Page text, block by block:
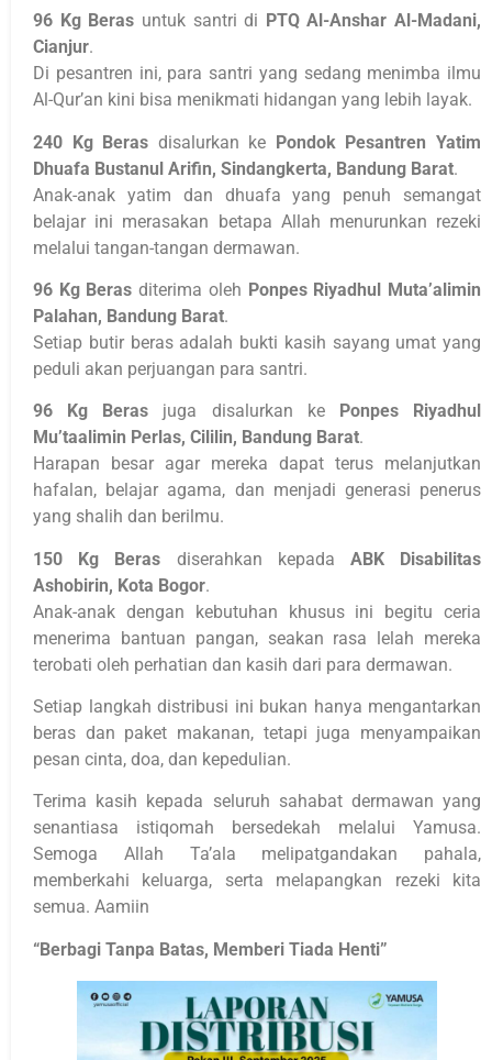
96 Kg Beras untuk santri di PTQ Al-Anshar Al-Madani,
Cianjur.
Di pesantren ini, para santri yang sedang menimba ilmu
Al-Qur’an kini bisa menikmati hidangan yang lebih layak.
240 Kg Beras disalurkan ke Pondok Pesantren Yatim
Dhuafa Bustanul Arifin, Sindangkerta, Bandung Barat.
Anak-anak yatim dan dhuafa yang penuh semangat
belajar ini merasakan betapa Allah menurunkan rezeki
melalui tangan-tangan dermawan.
96 Kg Beras diterima oleh Ponpes Riyadhul Muta’alimin
Palahan, Bandung Barat.
Setiap butir beras adalah bukti kasih sayang umat yang
peduli akan perjuangan para santri.
96 Kg Beras juga disalurkan ke
Ponpes Riyadhul
Mu’taalimin Perlas, Cililin, Bandung Barat.
Harapan besar agar mereka dapat terus melanjutkan
hafalan, belajar agama, dan menjadi generasi penerus
yang shalih dan berilmu.
150 Kg Beras diserahkan kepada ABK Disabilitas
Ashobirin, Kota Bogor.
Anak-anak dengan kebutuhan khusus ini begitu ceria
menerima bantuan pangan, seakan rasa lelah mereka
terobati oleh perhatian dan kasih dari para dermawan.
Setiap langkah distribusi ini bukan hanya mengantarkan
beras dan paket makanan, tetapi juga menyampaikan
pesan cinta, doa, dan kepedulian.
Terima kasih kepada seluruh sahabat dermawan yang
senantiasa istiqomah bersedekah melalui Yamusa.
Semoga Allah Ta’ala melipatgandakan pahala,
memberkahi keluarga, serta melapangkan rezeki kita
semua. Aamiin
“Berbagi Tanpa Batas, Memberi Tiada Henti”